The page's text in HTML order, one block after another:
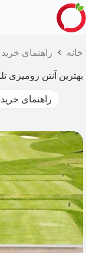
پرش
به
محتوا
خانه راهنمای خرید
بهترین آنتن رومیزی
راهنمای خرید